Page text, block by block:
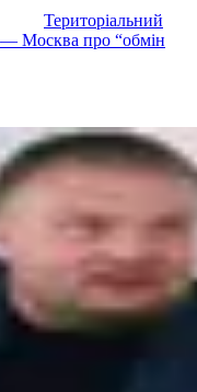
Територіальний
— Москва про “обмін